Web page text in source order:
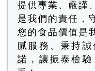
提供專業、嚴謹
是我們的責任，
您的食品價值是
膩服務、秉持
諾，讓振泰檢